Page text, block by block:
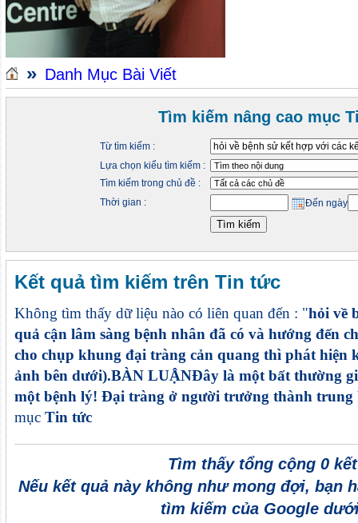
» Danh Mục Bài Viết
Tìm kiếm nâng cao mục
Từ tìm kiếm :
Lựa chọn kiểu tìm kiếm :
Tìm kiếm trong chủ đề :
Thời gian :
Đến ngày
Kết quả tìm kiếm trên Tin tức
Không tìm thấy dữ liệu nào có liên quan đến : "hỏi về
quả cận lâm sàng bệnh nhân đã có và hướng đến
cho chụp khung đại tràng cản quang thì phát hiện
ảnh bên dưới).BÀN LUẬNĐây là một bất thường
một bệnh lý! Đại tràng ở người trưởng thành trung
mục Tin tức
Tìm thấy tổng cộng 0
Nếu kết quả này không như mong đợi, bạn
tìm kiếm của Google